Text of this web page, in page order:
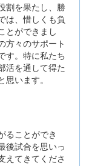
割を果たし、勝
は、惜しくも負
とができまし
方々のサポート
す。特に私たち
活を通して得た
います。
ることができ
後試合を思いっ
えてきてくださ